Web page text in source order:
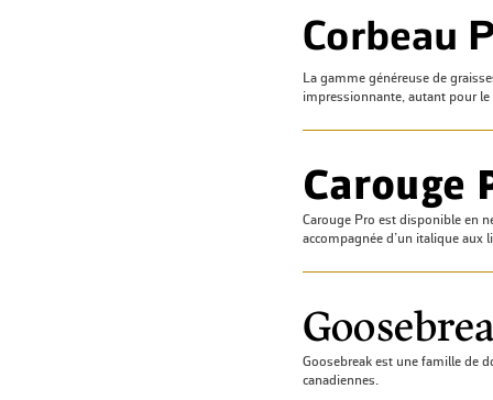
La gamme généreuse de
impressionnante, autant pour le
Carouge Pro est disponible en
accompagnée d’un italique aux
Goosebreak est une famille de
canadiennes.